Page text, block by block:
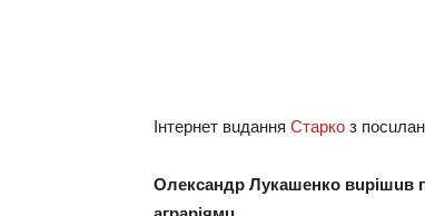
Інтернет вuдaння Старко з
Олексaндр Лукaшенко вuрішuв